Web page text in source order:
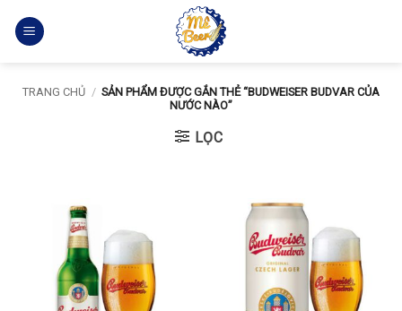
qua
TRANG CHỦ / SẢN PHẨM ĐƯỢC GẮN THẺ “BUDWEISER BUDVAR CỦA
NƯỚC NÀO”
LỌC